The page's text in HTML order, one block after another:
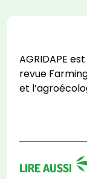
AGRIDAPE
revue
et
LIRE AUSSI